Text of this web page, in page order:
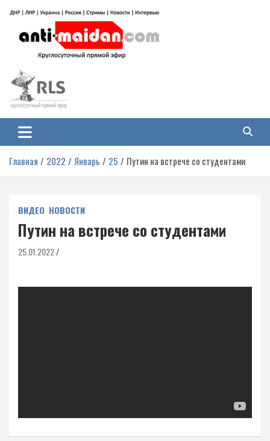
содержимому
Антимайдан: Гражданская война
на Украине
гражданской войне на Украине, включая события в Новороссии, ДНР,
ЛНР и других регионах.
Главная 2022 Январь 25 Путин на встрече со студентами
ВИДЕО НОВОСТИ
Путин на встрече со студентами
25.01.2022